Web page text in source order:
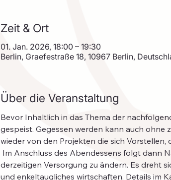
Zeit & Ort
01. Jan. 2026, 18:00 – 19:30
Berlin, Graefestraße 18, 10967 Berlin,
Über die Veranstaltung
Bevor Inhaltlich in das Thema der
gespeist. Gegessen werden kann auch ohne
wieder von den Projekten die sich
derzeitigen Versorgung zu ändern. Es dreht
und enkeltaugliches wirtschaften. Details im